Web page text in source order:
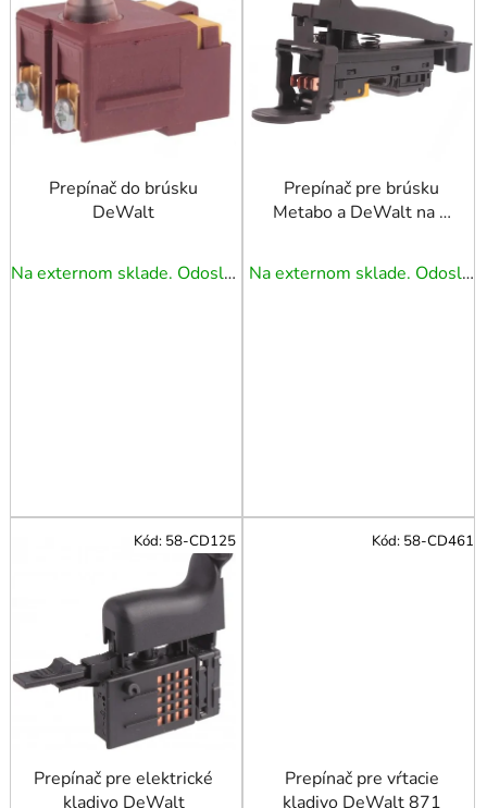
i
s
p
r
o
Prepínač do brúsku
DeWalt
Na externom sklade. Odoslanie 3 - 5 prac. dní.
Prepínač pre brúsku
Metabo a DeWalt na 4
Na externom sklade. Odoslanie 3 - 5 prac. dní.
Prepínač pre elektrické
kladivo DeWalt
Kód: 58-CD125
Prepínač pre vŕtacie
kladivo DeWalt 871
Kód: 58-CD461